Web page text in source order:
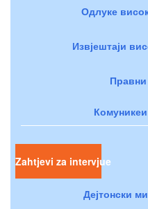
Одлуке
Извјештаји
Комуникеи
Zahtjevi za intervjue
Дејтонски